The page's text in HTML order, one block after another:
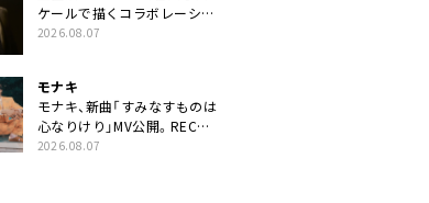
ケールで描くコラボレーショ
ン曲「音銀河」リリース決定。
2026.08.07
モナキ
モナキ、新曲「すみなすものは
心なりけり」MV公開。RECの
ギターにEvery Little Thing・
2026.08.07